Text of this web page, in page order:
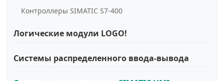
Контроллеры SIMATIC S7-400
Логические модули LOGO!
Системы распределенного ввода-вывода